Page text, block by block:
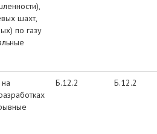
шахт,
по газу
Б.12.2 Б.12.2